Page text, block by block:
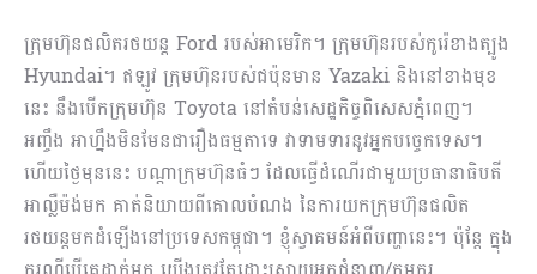
ក្រុមហ៊ុនផលិតរថយន្ត Ford របស់អាមេរិក។ ក្រុមហ៊ុនរបស់កូរ៉េខាងត្បូង
Hyundai។ ឥឡូវ ក្រុមហ៊ុនរបស់ជប៉ុនមាន Yazaki និងនៅខាងមុខ
នេះ នឹងបើកក្រុមហ៊ុន Toyota នៅតំបន់សេដ្ឋកិច្ចពិសេសភ្នំពេញ។
អញ្ចឹង អាហ្នឹងមិនមែនជារឿងធម្មតាទេ វាទាមទារនូវអ្នកបច្ចេកទេស។
ហើយថ្ងៃមុននេះ បណ្ដាក្រុមហ៊ុនធំៗ ដែលធ្វើដំណើរជាមួយប្រធានាធិបតី
អាល្លឺម៉ង់មក គាត់និយាយពីគោលបំណង នៃការយកក្រុមហ៊ុនផលិត
រថយន្តមកដំឡើងនៅប្រទេសកម្ពុជា។ ខ្ញុំស្វាគមន៍អំពីបញ្ហានេះ។ ប៉ុន្តែ ក្នុង